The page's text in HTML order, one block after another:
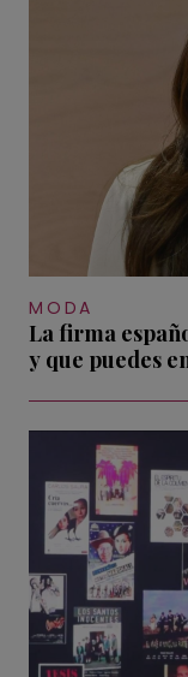
MODA
La firma
y que puedes